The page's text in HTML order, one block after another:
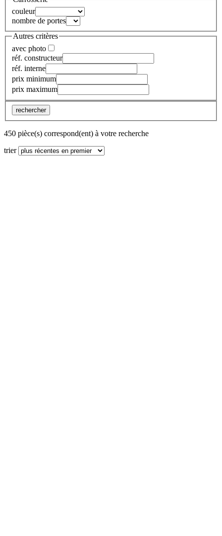
couleur
nombre de portes
Autres critères
avec photo
réf. constructeur
réf. interne
prix minimum
prix maximum
rechercher
450 pièce(s) correspond(ent) à votre recherche
trier